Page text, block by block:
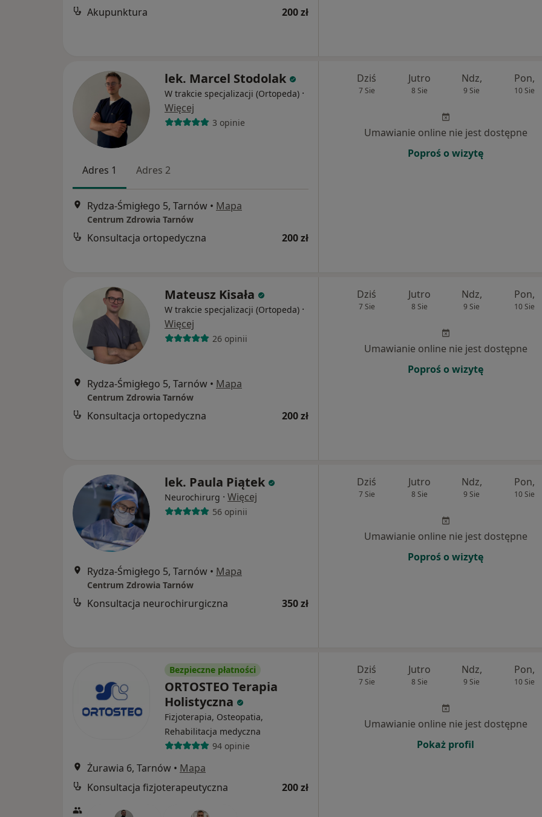
Akupunktura 200 zł
lek. Marcel Stodolak
W trakcie specjalizacji (Ortopeda) ·
Więcej
3 opinie
Adres 1 Adres 2
Rydza-Śmigłego 5, Tarnów • Mapa
Centrum Zdrowia Tarnów
Konsultacja ortopedyczna 200 zł
Dziś
7 Sie
Jutro
8 Sie
Ndz,
9 Sie
Pon,
10 Sie
Umawianie online nie jest dostępne
Poproś o wizytę
Mateusz Kisała
W trakcie specjalizacji (Ortopeda) ·
Więcej
26 opinii
Rydza-Śmigłego 5, Tarnów • Mapa
Centrum Zdrowia Tarnów
Konsultacja ortopedyczna 200 zł
Dziś
7 Sie
Jutro
8 Sie
Ndz,
9 Sie
Pon,
10 Sie
Umawianie online nie jest dostępne
Poproś o wizytę
lek. Paula Piątek
Neurochirurg · Więcej
56 opinii
Rydza-Śmigłego 5, Tarnów • Mapa
Centrum Zdrowia Tarnów
Konsultacja neurochirurgiczna 350 zł
Dziś
7 Sie
Jutro
8 Sie
Ndz,
9 Sie
Pon,
10 Sie
Umawianie online nie jest dostępne
Poproś o wizytę
Bezpieczne płatności
ORTOSTEO Terapia
Holistyczna
Fizjoterapia, Osteopatia,
Rehabilitacja medyczna
94 opinie
Żurawia 6, Tarnów • Mapa
Konsultacja fizjoterapeutyczna
200 zł
Dziś
7 Sie
Jutro
8 Sie
Ndz,
9 Sie
Pon,
10 Sie
Umawianie online nie jest dostępne
Pokaż profil